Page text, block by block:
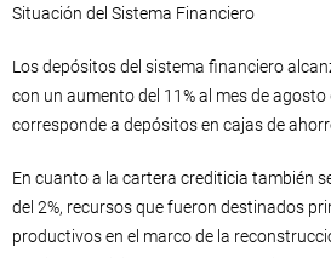
Situación del Sistema Financiero
Los depósitos del sistema financiero
con un aumento del 11% al mes de
corresponde a depósitos en cajas de
En cuanto a la cartera crediticia también
del 2%, recursos que fueron destinados
productivos en el marco de la